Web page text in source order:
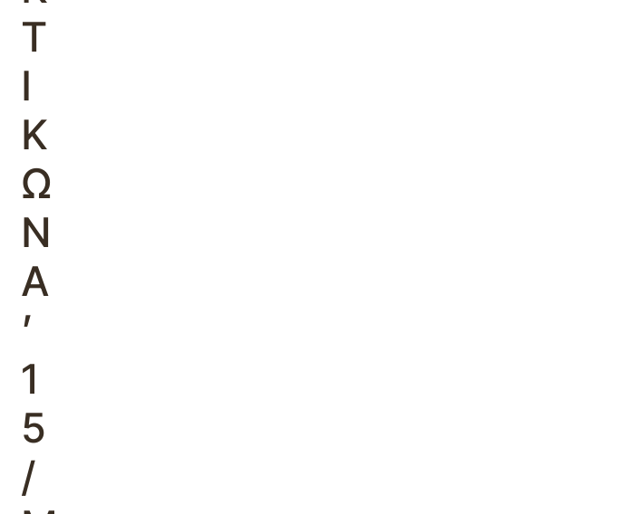
Τ
Ι
Κ
Ω
Ν
Α
’
1
5
/